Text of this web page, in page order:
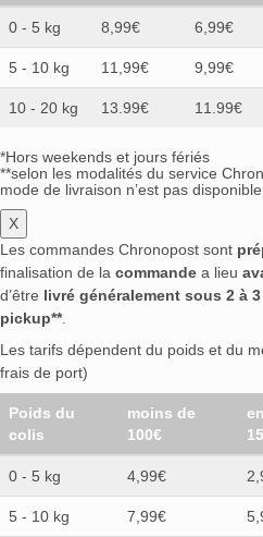
0 - 5 kg 8,99€ 6,99€
5 - 10 kg 11,99€ 9,99€
10 - 20 kg 13.99€ 11.99€
*Hors weekends et jours fériés
**selon les modalités du service
mode de livraison n’est pas
X
Les commandes Chronopost sont
finalisation de la commande a lieu
d’être livré généralement sous 2 à
pickup**.
Les tarifs dépendent du poids et du
frais de port)
Poids du
colis
moins de
100€
0 - 5 kg 4,99€
5 - 10 kg 7,99€